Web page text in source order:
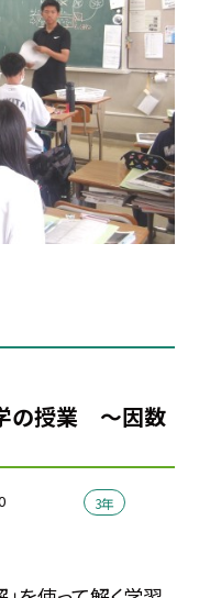
学の授業 ～因数
3年